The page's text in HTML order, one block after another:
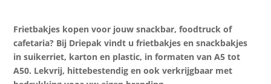
Frietbakjes kopen voor jouw snackbar, foodtruck of
cafetaria? Bij Driepak vindt u frietbakjes en snackbakjes
in suikerriet, karton en plastic, in formaten van A5 tot
A50. Lekvrij, hittebestendig en ook verkrijgbaar met